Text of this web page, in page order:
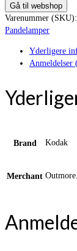
pris
var:
48,95 kr..
Gå til webshop
Varenummer (SKU):
Pandelamper
Yderligere
Anmeldelser
Brand Kodak
Merchant